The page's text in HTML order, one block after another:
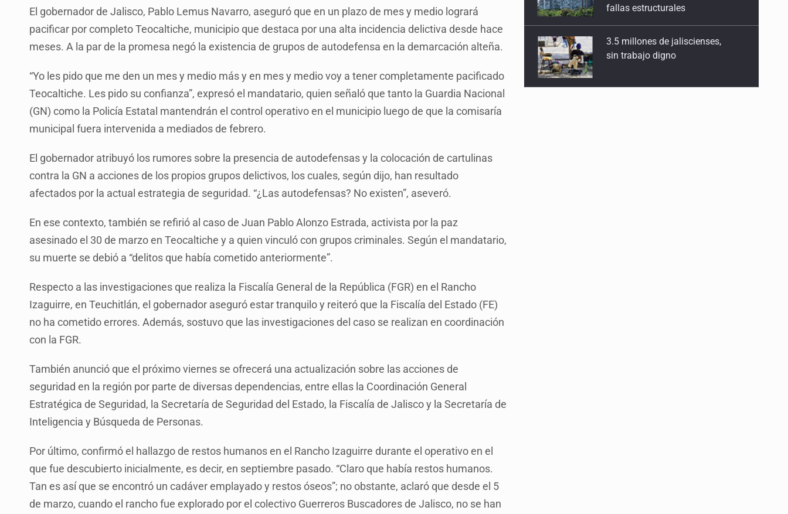
El gobernador de Jalisco, Pablo Lemus Navarro, aseguró que en un plazo de mes y medio logrará
pacificar por completo Teocaltiche, municipio que destaca por una alta incidencia delictiva desde hace
meses. A la par de la promesa negó la existencia de grupos de autodefensa en la demarcación alteña.
“Yo les pido que me den un mes y medio más y en mes y medio voy a tener completamente pacificado
Teocaltiche. Les pido su confianza”, expresó el mandatario, quien señaló que tanto la Guardia Nacional
(GN) como la Policía Estatal mantendrán el control operativo en el municipio luego de que la comisaría
municipal fuera intervenida a mediados de febrero.
El gobernador atribuyó los rumores sobre la presencia de autodefensas y la colocación de cartulinas
contra la GN a acciones de los propios grupos delictivos, los cuales, según dijo, han resultado
afectados por la actual estrategia de seguridad. “¿Las autodefensas? No existen”, aseveró.
En ese contexto, también se refirió al caso de Juan Pablo Alonzo Estrada, activista por la paz
asesinado el 30 de marzo en Teocaltiche y a quien vinculó con grupos criminales. Según el mandatario,
su muerte se debió a “delitos que había cometido anteriormente”.
Respecto a las investigaciones que realiza la Fiscalía General de la República (FGR) en el Rancho
Izaguirre, en Teuchitlán, el gobernador aseguró estar tranquilo y reiteró que la Fiscalía del Estado (FE)
no ha cometido errores. Además, sostuvo que las investigaciones del caso se realizan en coordinación
con la FGR.
También anunció que el próximo viernes se ofrecerá una actualización sobre las acciones de
seguridad en la región por parte de diversas dependencias, entre ellas la Coordinación General
Estratégica de Seguridad, la Secretaría de Seguridad del Estado, la Fiscalía de Jalisco y la Secretaría de
Inteligencia y Búsqueda de Personas.
Por último, confirmó el hallazgo de restos humanos en el Rancho Izaguirre durante el operativo en el
que fue descubierto inicialmente, es decir, en septiembre pasado. “Claro que había restos humanos.
Tan es así que se encontró un cadáver emplayado y restos óseos”; no obstante, aclaró que desde el 5
de marzo, cuando el rancho fue explorado por el colectivo Guerreros Buscadores de Jalisco, no se han
IMSS Jalisco concreta
dos donaciones multiorgánicas